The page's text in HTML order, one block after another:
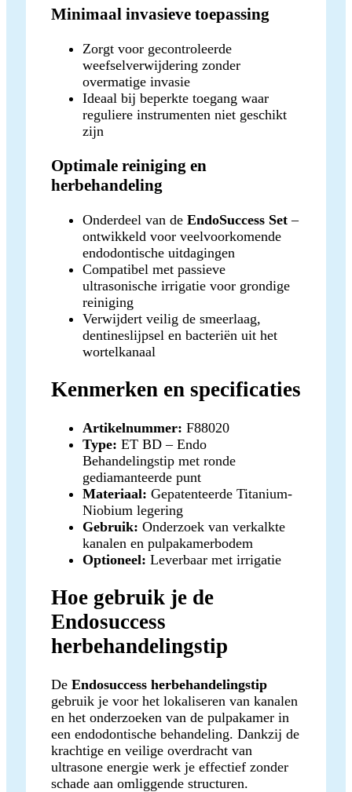
Minimaal invasieve toepassing
Zorgt voor gecontroleerde
weefselverwijdering zonder
overmatige invasie
Ideaal bij beperkte toegang waar
reguliere instrumenten niet geschikt
zijn
Optimale reiniging en
herbehandeling
Onderdeel van de EndoSuccess Set –
ontwikkeld voor veelvoorkomende
endodontische uitdagingen
Compatibel met passieve
ultrasonische irrigatie voor grondige
reiniging
Verwijdert veilig de smeerlaag,
dentineslijpsel en bacteriën uit het
wortelkanaal
Kenmerken en specificaties
Artikelnummer: F88020
Type: ET BD – Endo
Behandelingstip met ronde
gediamanteerde punt
Materiaal: Gepatenteerde Titanium-
Niobium legering
Gebruik: Onderzoek van verkalkte
kanalen en pulpakamerbodem
Optioneel: Leverbaar met irrigatie
Hoe gebruik je de
Endosuccess
herbehandelingstip
De Endosuccess herbehandelingstip
gebruik je voor het lokaliseren van kanalen
en het onderzoeken van de pulpakamer in
een endodontische behandeling. Dankzij de
krachtige en veilige overdracht van
ultrasone energie werk je effectief zonder
schade aan omliggende structuren.